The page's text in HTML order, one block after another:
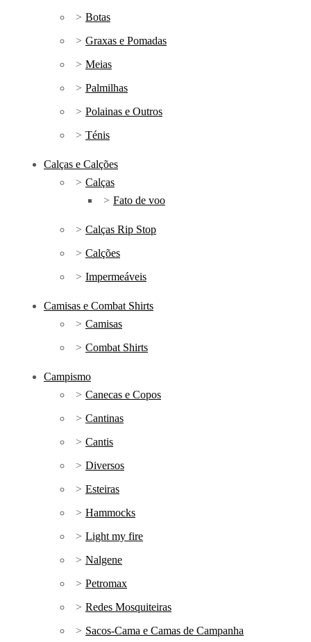
Botas
Graxas e Pomadas
Meias
Palmilhas
Polainas e Outros
Ténis
Calças e Calções
Calças
Fato de voo
Calças Rip Stop
Calções
Impermeáveis
Camisas e Combat Shirts
Camisas
Combat Shirts
Campismo
Canecas e Copos
Cantinas
Cantis
Diversos
Esteiras
Hammocks
Light my fire
Nalgene
Petromax
Redes Mosquiteiras
Sacos-Cama e Camas de Campanha